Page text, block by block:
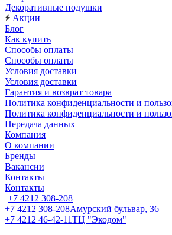
Декоративные подушки
Акции
Блог
Как купить
Способы оплаты
Способы оплаты
Условия доставки
Условия доставки
Гарантия и возврат товара
Политика конфиденциальности и
Политика конфиденциальности и
Передача данных
Компания
О компании
Бренды
Вакансии
Контакты
Контакты
+7 4212 308-208
+7 4212 308-208Амурский бульвар, 36
+7 4212 46-42-11ТЦ "Экодом"